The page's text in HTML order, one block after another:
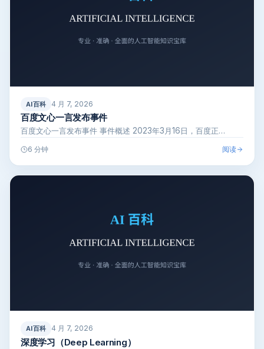
AI百科 4 月 7, 2026
百度文心一言发布事件
百度文心一言发布事件 事件概述 2023年3月16日，百度正…
6 分钟 阅读
AI百科 4 月 7, 2026
深度学习（Deep Learning）